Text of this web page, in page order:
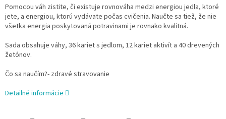
Pomocou váh zistite, či existuje rovnováha medzi energiou jedla, ktoré
jete, a energiou, ktorú vydávate počas cvičenia. Naučte sa tiež, že nie
všetka energia poskytovaná potravinami je rovnako kvalitná.
Sada obsahuje váhy, 36 kariet s jedlom, 12 kariet aktivít a 40 drevených
žetónov.
Čo sa naučím?- zdravé stravovanie
Detailné informácie